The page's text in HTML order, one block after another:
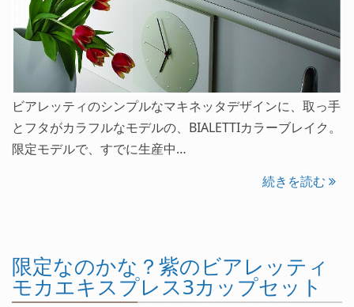
ビアレッティのシンプルなマキネッタデザインに、取っ手
とフタがカラフルなモデルの、BIALETTIカラーブレイク。
限定モデルで、すでに生産中…
続きを読む
限定なのかな？紫のビアレッティ
モカエキスプレス3カップセット